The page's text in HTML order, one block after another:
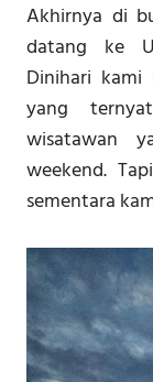
Akhirnya di
datang ke
Dinihari kami
yang
wisatawan
weekend.
sementara